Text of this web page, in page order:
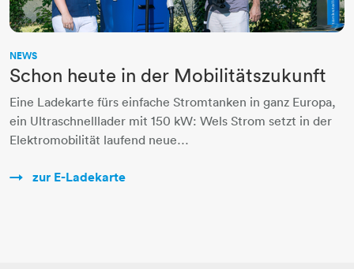
NEWS
Schon heute in der Mobilitätszukunft
Eine Ladekarte fürs einfache Stromtanken in ganz Europa,
ein Ultraschnelllader mit 150 kW: Wels Strom setzt in der
Elektromobilität laufend neue…
zur E-Ladekarte